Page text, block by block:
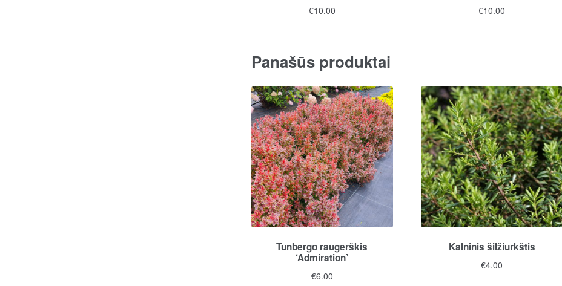
€10.00 €10.00
Panašūs produktai
Tunbergo raugerškis
‘Admiration’
€6.00
Kalninis šilžiurkštis
€4.00